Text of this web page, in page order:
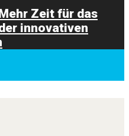
Zeit für das
innovativen